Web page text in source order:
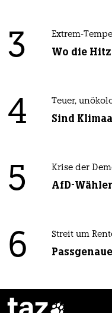
3 Extrem-
Wo die
4 Teuer,
Sind
5 Krise der
AfD-
6 Streit um